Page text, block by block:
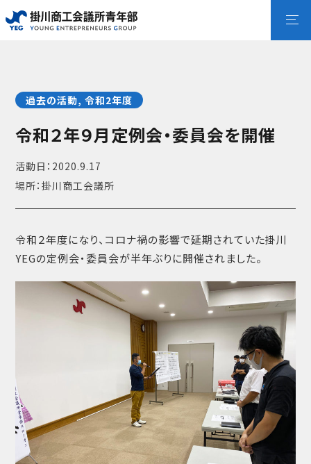
過去の活動,令和2年度
令和２年９月定例会・委員会を開催
活動日：2020.9.17
場所：掛川商工会議所
令和２年度になり、コロナ禍の影響で延期されていた掛川
YEGの定例会・委員会が半年ぶりに開催されました。